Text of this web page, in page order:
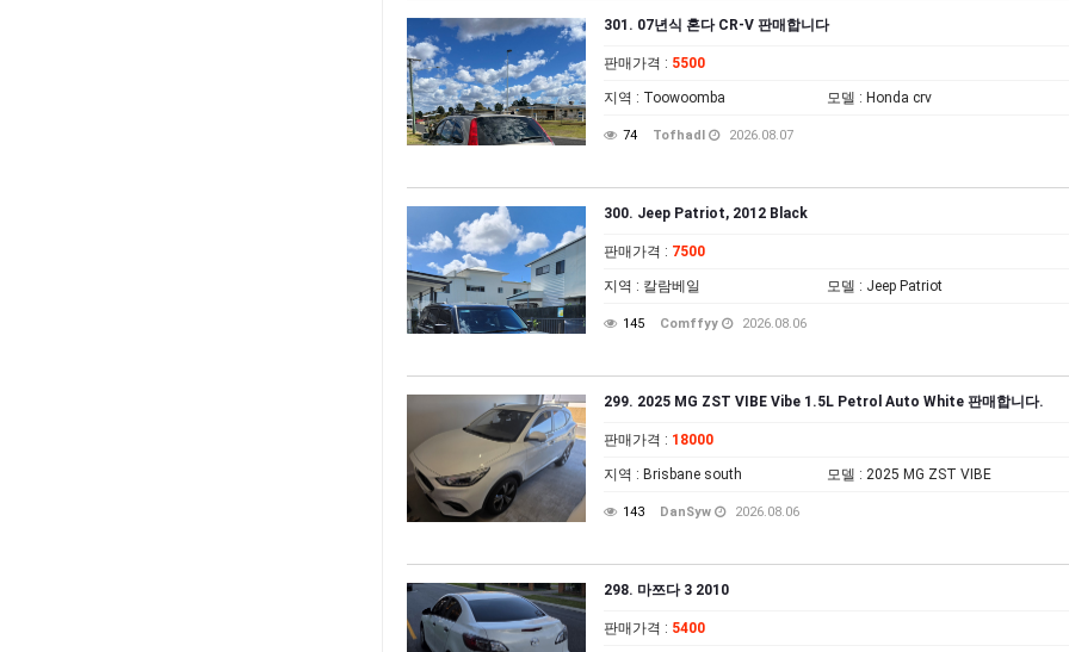
301. 07년식 혼다 CR-V 판매합니다
판매가격 : 5500
지역 : Toowoomba 모델 : Honda crv
74 Tofhadl 2026.08.07
300. Jeep Patriot, 2012 Black
판매가격 : 7500
지역 : 칼람베일 모델 : Jeep Patriot
145 Comffyy 2026.08.06
299. 2025 MG ZST VIBE Vibe 1.5L Petrol Auto White 판매합니다.
판매가격 : 18000
지역 : Brisbane south 모델 : 2025 MG ZST VIBE
143 DanSyw 2026.08.06
298. 마쯔다 3 2010
판매가격 : 5400